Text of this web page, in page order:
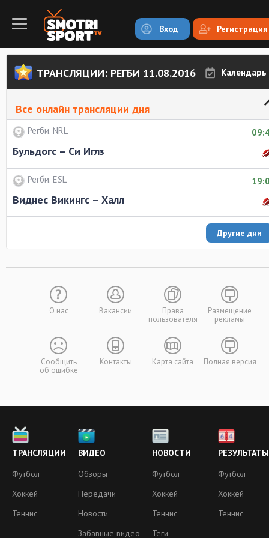
Вход Регистрация
ТРАНСЛЯЦИИ: РЕГБИ 11.08.2016 Календарь
Все онлайн трансляции дня
Регби. NRL
Бульдогс – Си Иглз
Регби. ESL
Виднес Викингс – Халл
Другие дни
О нас Вакансии
Права
пользователя
Размещение
рекламы
Сообщить
об ошибке
Контакты Карта сайта Полная версия
ТРАНСЛЯЦИИ
Футбол
Хоккей
Теннис
ВИДЕО
Обзоры
Передачи
Новости
Забавные видео
НОВОСТИ
Футбол
Хоккей
Теннис
Теги
РЕЗУЛЬТАТЫ
Футбол
Хоккей
Теннис